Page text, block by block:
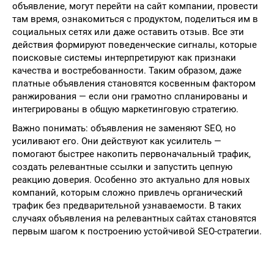
объявление, могут перейти на сайт компании, провести
там время, ознакомиться с продуктом, поделиться им в
социальных сетях или даже оставить отзыв. Все эти
действия формируют поведенческие сигналы, которые
поисковые системы интерпретируют как признаки
качества и востребованности. Таким образом, даже
платные объявления становятся косвенным фактором
ранжирования — если они грамотно спланированы и
интегрированы в общую маркетинговую стратегию.
Важно понимать: объявления не заменяют SEO, но
усиливают его. Они действуют как усилитель —
помогают быстрее накопить первоначальный трафик,
создать релевантные ссылки и запустить цепную
реакцию доверия. Особенно это актуально для новых
компаний, которым сложно привлечь органический
трафик без предварительной узнаваемости. В таких
случаях объявления на релевантных сайтах становятся
первым шагом к построению устойчивой SEO-стратегии.